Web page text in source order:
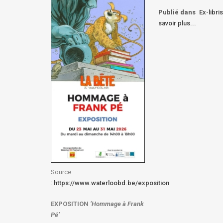
Source
: https://www.waterloobd.be/exposition
EXPOSITION ‘Hommage à Frank
Pé’
Publié dans Ex-libris
savoir plus...